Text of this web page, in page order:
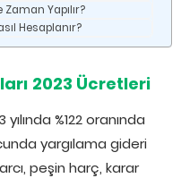
Yapılır?
Hesaplanır?
2023 Ücretleri
%122 oranında
yargılama gideri
peşin harç, karar